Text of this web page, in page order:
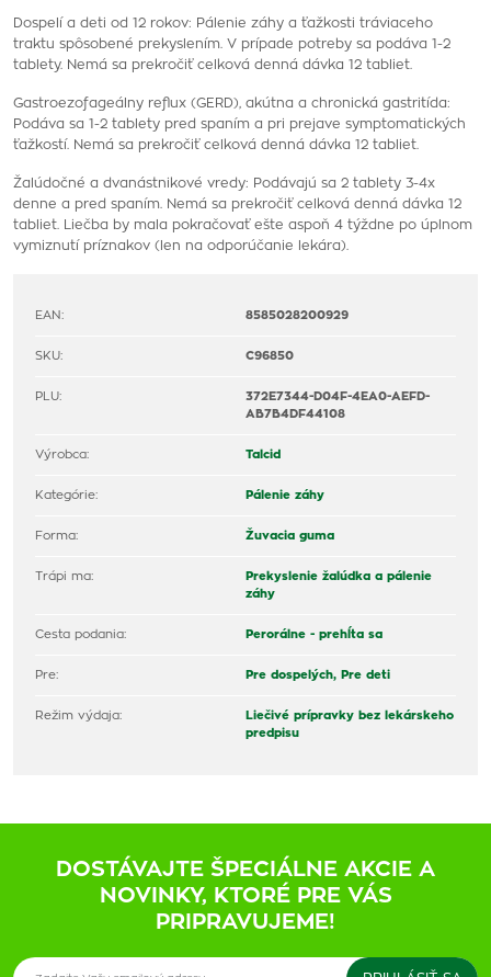
Dospelí a deti od 12 rokov: Pálenie záhy a ťažkosti tráviaceho
traktu spôsobené prekyslením. V prípade potreby sa podáva 1-2
tablety. Nemá sa prekročiť celková denná dávka 12 tabliet.
Gastroezofageálny reflux (GERD), akútna a chronická gastritída:
Podáva sa 1-2 tablety pred spaním a pri prejave symptomatických
ťažkostí. Nemá sa prekročiť celková denná dávka 12 tabliet.
Žalúdočné a dvanástnikové vredy: Podávajú sa 2 tablety 3-4x
denne a pred spaním. Nemá sa prekročiť celková denná dávka 12
tabliet. Liečba by mala pokračovať ešte aspoň 4 týždne po úplnom
vymiznutí príznakov (len na odporúčanie lekára).
EAN: 8585028200929
SKU: C96850
PLU:
372E7344-D04F-4EA0-AEFD-
AB7B4DF44108
Výrobca: Talcid
Kategórie: Pálenie záhy
Forma: Žuvacia guma
Trápi ma:
Prekyslenie žalúdka a pálenie
záhy
Cesta podania: Perorálne - prehĺta sa
Pre: Pre dospelých, Pre deti
Režim výdaja:
Liečivé prípravky bez lekárskeho
predpisu
DOSTÁVAJTE ŠPECIÁLNE AKCIE A
NOVINKY, KTORÉ PRE VÁS
PRIPRAVUJEME!